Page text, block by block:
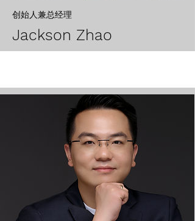
创始人兼总经理
​Jackson Zhao